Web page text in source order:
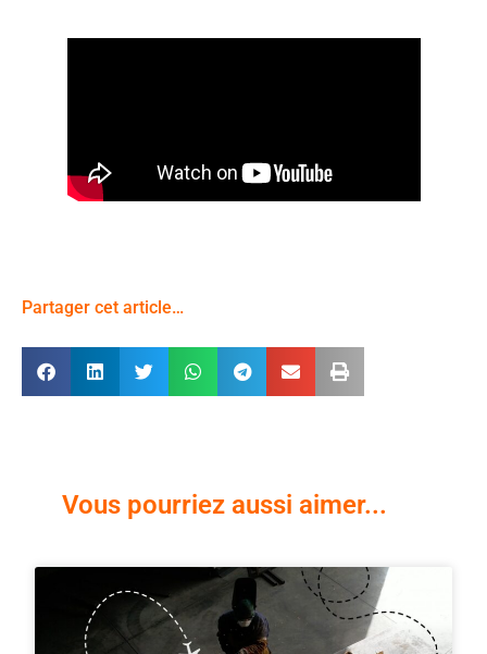
Partager cet article…
Vous pourriez aussi aimer...